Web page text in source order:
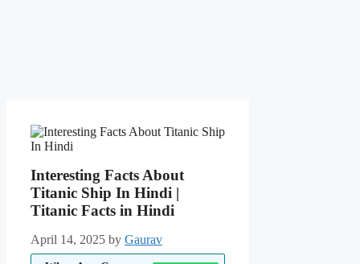
Interesting Facts About
Titanic Ship In Hindi |
Titanic Facts in Hindi
April 14, 2025 by Gaurav